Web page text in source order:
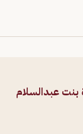
بنت عبدالسلام